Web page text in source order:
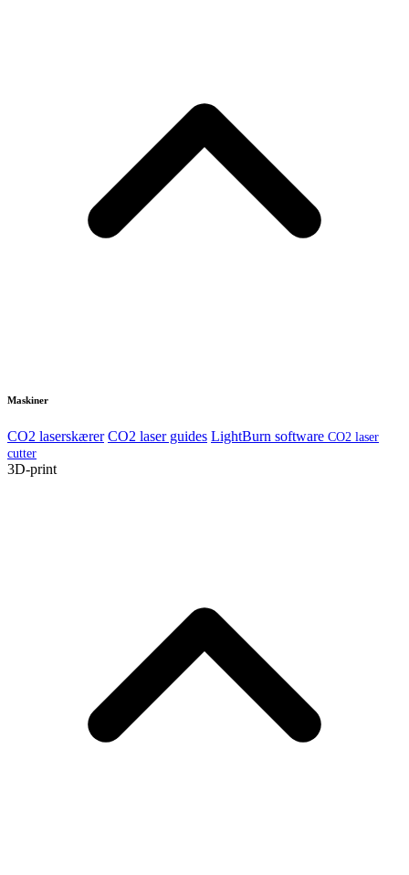
Maskiner
CO2 laserskærer CO2 laser guides LightBurn software CO2 laser
cutter
3D-print